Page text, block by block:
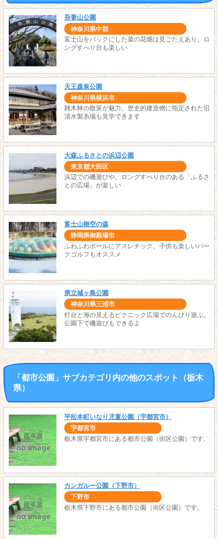
吾妻山公園
神奈川県中郡
富士山をバックにした菜の花畑は見ごたえあり。ロ
ングすべり台も楽しい
天王森泉公園
神奈川県横浜市
雑木林の散策が魅力。歴史的建造物に指定された旧
清水製糸場も見学できます
大森ふるさとの浜辺公園
東京都大田区
浜辺での磯遊びや、ロングすべり台のある「ふるさ
との広場」が楽しい
富士山樹空の森
静岡県御殿場市
ふわふわボールにアスレチック、子供も楽しいパー
クゴルフもオススメ
県立城ヶ島公園
神奈川県三浦市
灯台と海の見えるピクニック広場でのんびり遊ぶ。
公園下で磯遊びもできるよ
「都市公園」サブカテゴリ内の他のスポット（栃木
県）
平松本町いなり児童公園（宇都宮市）
宇都宮市
栃木県宇都宮市にある都市公園（街区公園）です。
カンガルー公園（下野市）
下野市
栃木県下野市にある都市公園（街区公園）です。